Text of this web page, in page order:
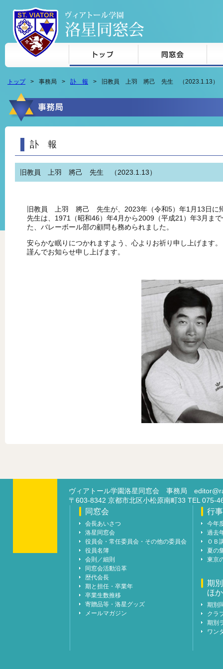
本文へジャンプ
トップ 事務局 訃 報 旧教員 上羽 將己 先生 （2023.1.13）
訃 報
旧教員 上羽 將己 先生 （2023.1.13）
旧教員 上羽 將己 先生が、2023年（令和5）年1月13日に
先生は、1971（昭和46）年4月から2009（平成21）年3月ま
た、バレーボール部の顧問も務められました。
安らかな眠りにつかれますよう、心よりお祈り申し上げます。
謹んでお知らせ申し上げます。
ヴィアトール学園洛星同窓会 事務局
〒603-8342 京都市北区小松原南町33 TEL 075-
同窓会
会長あいさつ
洛星同窓会
役員会・常任委員会・その他の委員会
役員名簿
会則／細則
同窓会活動沿革
歴代会長
期と担任・卒業年
卒業生数推移
寄贈品等・洛星グッズ
メールマガジン
行事
今年
過去
ＯＢ
夏の
東京
期
ほか
期別
クラ
期別
ワン